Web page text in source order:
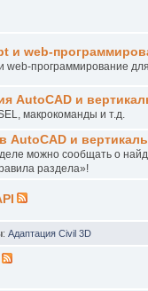
и web-
web-программирование
AutoCAD и
макрокоманды и т.д.
AutoCAD и
можно сообщать о
раздела»!
:Адаптация Civil 3D